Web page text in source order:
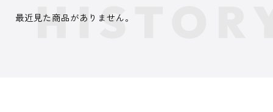
最近見た商品がありません。